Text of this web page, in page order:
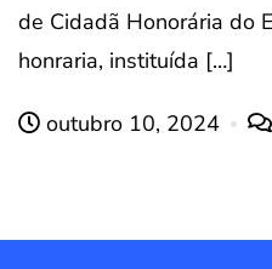
de Cidadã Honorária do
honraria, instituída […]
outubro 10, 2024